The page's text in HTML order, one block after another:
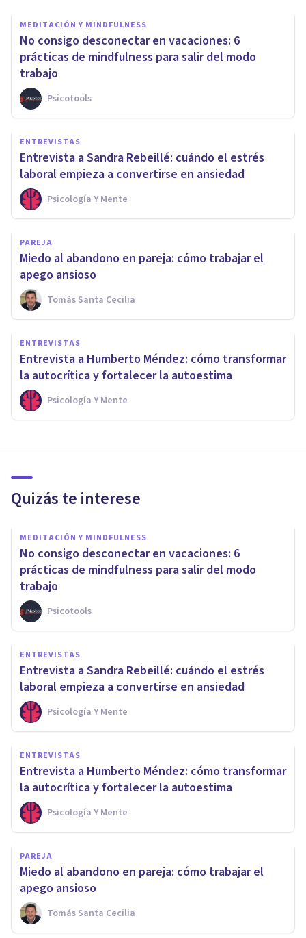
MEDITACIÓN Y MINDFULNESS
No consigo desconectar en vacaciones: 6
prácticas de mindfulness para salir del modo
trabajo
Psicotools
ENTREVISTAS
Entrevista a Sandra Rebeillé: cuándo el estrés
laboral empieza a convertirse en ansiedad
Psicología Y Mente
PAREJA
Miedo al abandono en pareja: cómo trabajar el
apego ansioso
Tomás Santa Cecilia
ENTREVISTAS
Entrevista a Humberto Méndez: cómo transformar
la autocrítica y fortalecer la autoestima
Psicología Y Mente
Quizás te interese
MEDITACIÓN Y MINDFULNESS
No consigo desconectar en vacaciones: 6
prácticas de mindfulness para salir del modo
trabajo
Psicotools
ENTREVISTAS
Entrevista a Sandra Rebeillé: cuándo el estrés
laboral empieza a convertirse en ansiedad
Psicología Y Mente
ENTREVISTAS
Entrevista a Humberto Méndez: cómo transformar
la autocrítica y fortalecer la autoestima
Psicología Y Mente
PAREJA
Miedo al abandono en pareja: cómo trabajar el
apego ansioso
Tomás Santa Cecilia